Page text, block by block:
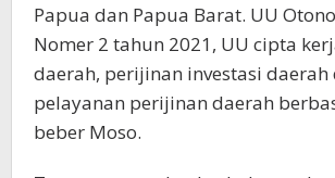
Papua dan Papua Barat. UU
Nomer 2 tahun 2021, UU cipta
daerah, perijinan investasi daerah
pelayanan perijinan daerah
beber Moso.